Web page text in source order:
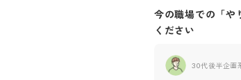
今の職場での「や
ください
30代後半企画